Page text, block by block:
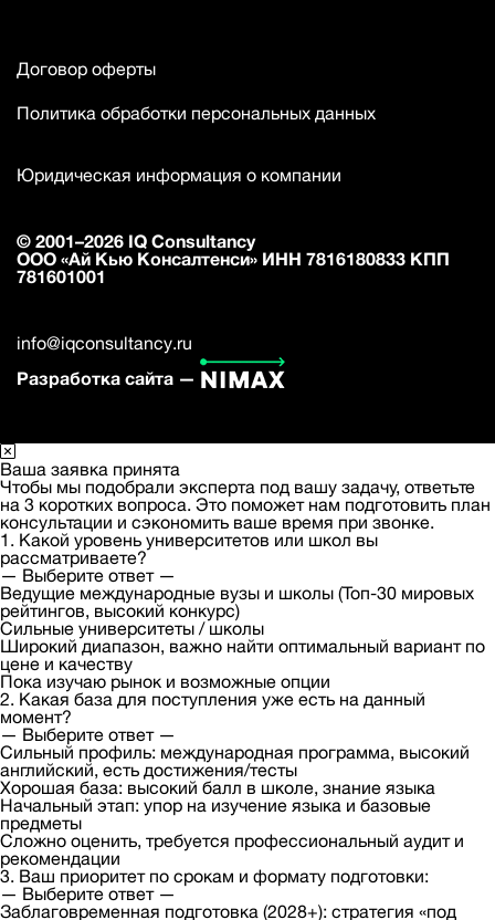
Договор оферты
Политика обработки персональных данных
Юридическая информация о компании
© 2001–2026 IQ Consultancy
ООО «Ай Кью Консалтенси» ИНН 7816180833 КПП
781601001
info@iqconsultancy.ru
Разработка сайта —
Ваша заявка принята
Чтобы мы подобрали эксперта под вашу задачу, ответьте
на 3 коротких вопроса. Это поможет нам подготовить план
консультации и сэкономить ваше время при звонке.
1. Какой уровень университетов или школ вы
рассматриваете?
— Выберите ответ —
Ведущие международные вузы и школы (Топ-30 мировых
рейтингов, высокий конкурс)
Сильные университеты / школы
Широкий диапазон, важно найти оптимальный вариант по
цене и качеству
Пока изучаю рынок и возможные опции
2. Какая база для поступления уже есть на данный
момент?
— Выберите ответ —
Сильный профиль: международная программа, высокий
английский, есть достижения/тесты
Хорошая база: высокий балл в школе, знание языка
Начальный этап: упор на изучение языка и базовые
предметы
Сложно оценить, требуется профессиональный аудит и
рекомендации
3. Ваш приоритет по срокам и формату подготовки:
— Выберите ответ —
Заблаговременная подготовка (2028+): стратегия «под